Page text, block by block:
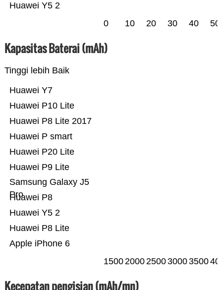
Huawei Y5 2
0 10 20 30 40 50
Kapasitas Baterai (mAh)
Tinggi lebih Baik
Apple iPhone 6
Huawei P8 Lite
Huawei Y5 2
Huawei P8
Samsung Galaxy J5
Pro
Huawei P9 Lite
Huawei P20 Lite
Huawei P smart
Huawei P8 Lite 2017
Huawei P10 Lite
Huawei Y7
15002000250030003500
Kecepatan pengisian (mAh/mn)